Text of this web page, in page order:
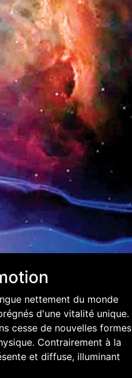
nettement du monde
d'une vitalité unique.
cesse de nouvelles formes
Contrairement à la
et diffuse, illuminant